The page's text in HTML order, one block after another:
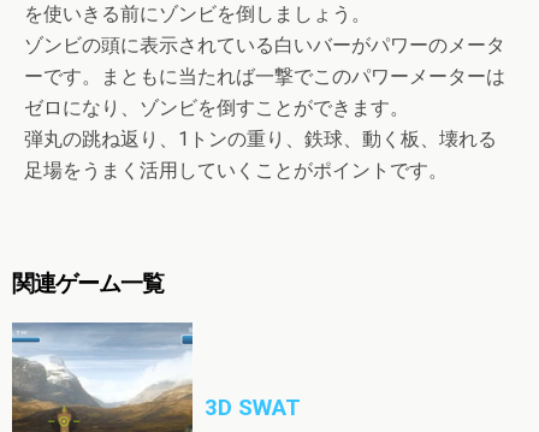
を使いきる前にゾンビを倒しましょう。
ゾンビの頭に表示されている白いバーがパワーのメータ
ーです。まともに当たれば一撃でこのパワーメーターは
ゼロになり、ゾンビを倒すことができます。
弾丸の跳ね返り、1トンの重り、鉄球、動く板、壊れる
足場をうまく活用していくことがポイントです。
関連ゲーム一覧
3D SWAT